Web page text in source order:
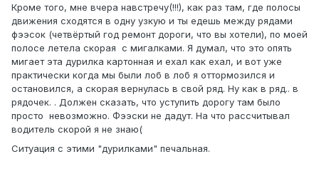
Кроме того, мне вчера навстречу(!!!), как раз там, где полосы
движения сходятся в одну узкую и ты едешь между рядами
фээсок (четвёртый год ремонт дороги, что вы хотели), по моей
полосе летела скорая с мигалками. Я думал, что это опять
мигает эта дурилка картонная и ехал как ехал, и вот уже
практически когда мы были лоб в лоб я оттормозился и
остановился, а скорая вернулась в свой ряд. Ну как в ряд.. в
рядочек. . Должен сказать, что уступить дорогу там было
просто невозможно. Фээски не дадут. На что рассчитывал
водитель скорой я не знаю(
Ситуация с этими "дурилками" печальная.